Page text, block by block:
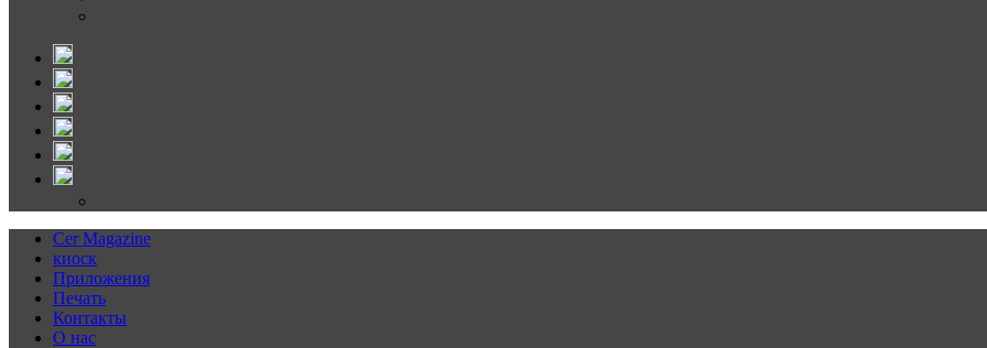
Cer Magazine
киоск
Приложения
Печать
Контакты
О нас